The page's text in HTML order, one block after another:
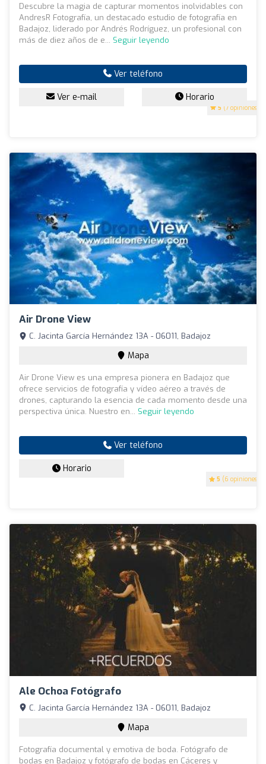
5 (7 opiniones)
Descubre la magia de capturar momentos inolvidables con
AndresR Fotografía, un destacado estudio de fotografía en
Badajoz, liderado por Andrés Rodríguez, un profesional con
más de diez años de e... Seguir leyendo
Ver teléfono
Ver e-mail Horario
Air Drone View
5 (6 opiniones)
C. Jacinta García Hernández 13A - 06011, Badajoz
Mapa
Air Drone View es una empresa pionera en Badajoz que
ofrece servicios de fotografía y vídeo aéreo a través de
drones, capturando la esencia de cada momento desde una
perspectiva única. Nuestro en... Seguir leyendo
Ver teléfono
Horario
Ale Ochoa Fotógrafo
C. Jacinta García Hernández 13A - 06011, Badajoz
Mapa
Fotografía documental y emotiva de boda. Fotógrafo de
bodas en Badajoz y fotógrafo de bodas en Cáceres y